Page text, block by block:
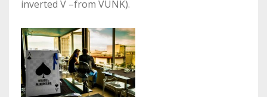
inverted V –from VUNK).